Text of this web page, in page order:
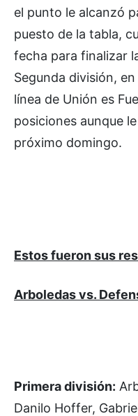
el punto le alcanzó
puesto de la tabla,
fecha para finalizar
Segunda división,
línea de Unión es
posiciones aunque
próximo domingo.
Estos fueron sus
Arboledas vs.
Primera división:
Danilo Hoffer,